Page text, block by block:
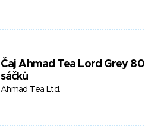
Čaj Ahmad Tea Lord Grey 80
sáčků
Ahmad Tea Ltd.